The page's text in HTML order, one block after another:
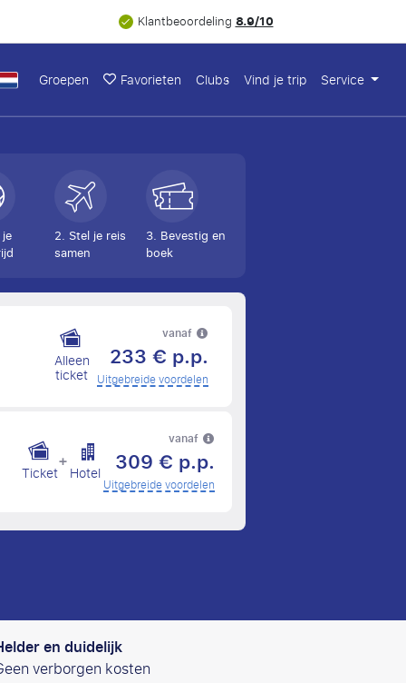
Klantbeoordeling8.9/10
Groepen Favorieten Clubs Vind je trip Service
2. Stel je reis
samen
3. Bevestig en
boek
Alleen
ticket
vanaf
233 € p.p.
Uitgebreide voordelen
Ticket+Hotel
vanaf
309 € p.p.
Uitgebreide voordelen
en duidelijk
verborgen kosten